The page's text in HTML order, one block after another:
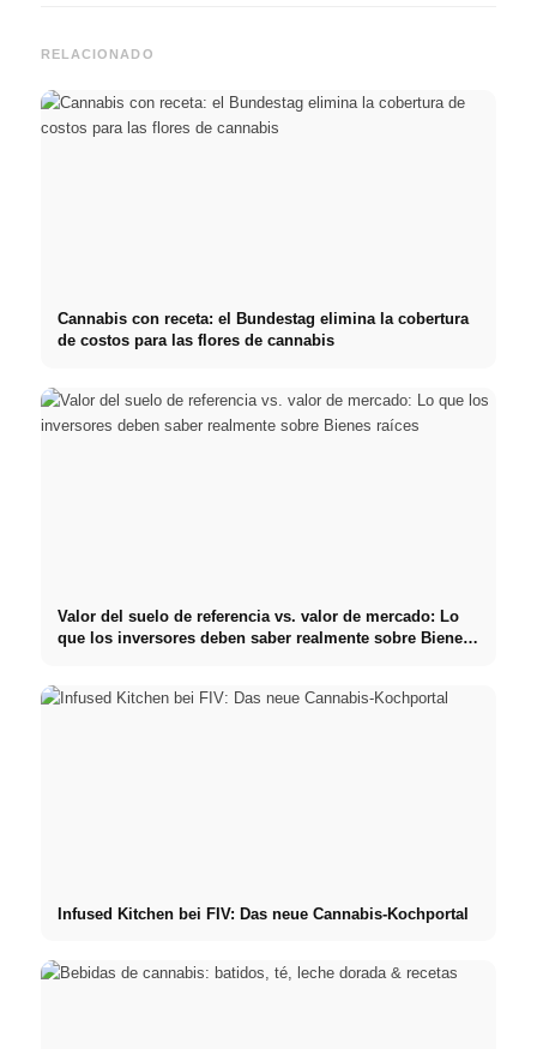
RELACIONADO
Cannabis con receta: el Bundestag elimina la cobertura
de costos para las flores de cannabis
Valor del suelo de referencia vs. valor de mercado: Lo
que los inversores deben saber realmente sobre Bienes
Infused Kitchen bei FIV: Das neue Cannabis-Kochportal